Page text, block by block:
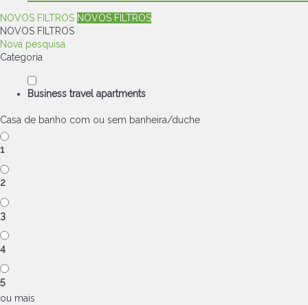
NOVOS FILTROS NOVOS FILTROS
NOVOS FILTROS
Nova pesquisa
Categoria
Business travel apartments
Casa de banho com ou sem banheira/duche
1
2
3
4
5
ou mais